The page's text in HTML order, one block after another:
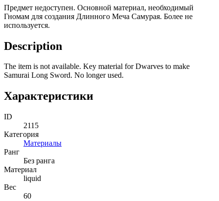
Предмет недоступен. Основной материал, необходимый
Гномам для создания Длинного Меча Самурая. Более не
используется.
Description
The item is not available. Key material for Dwarves to make
Samurai Long Sword. No longer used.
Характеристики
ID
2115
Категория
Материалы
Ранг
Без ранга
Материал
liquid
Вес
60